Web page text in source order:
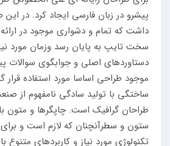
پیشرو در زبان فارسی ایجاد کرد. در
داشت که تمام و دشواری موجود در
سخت تایپ به پایان رسد وزمان مورد
دستاوردهای اصلی و جوابگوی سوالات
موجود طراحی اساسا مورد استفاده قرار
ساختگی با تولید سادگی نامفهوم از
طراحان گرافیک است. چاپگرها و متون
ستون و سطرآنچنان که لازم است و
تکنولوژی مورد نیاز و کاربردهای متنوع